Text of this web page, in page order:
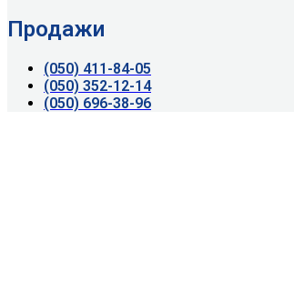
Продажи
(050) 411-84-05
(050) 352-12-14
(050) 696-38-96